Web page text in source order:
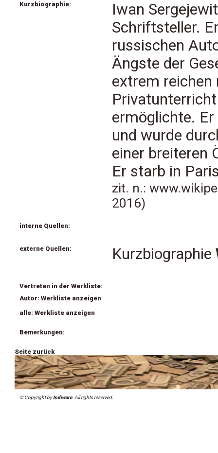
Kurzbiographie:
Iwan
Schriftsteller.
russischen
Ängste der
extrem reichen
ermöglichte.
und wurde
einer breiteren
Er starb in
zit. n.:
2016)
interne Quellen:
externe Quellen: Kurzbiographie
Vertreten in der Werkliste:
Autor: Werkliste anzeigen
alle: Werkliste anzeigen
Bemerkungen:
Seite zurück
© Copyright byIndiware. All rights reserved.